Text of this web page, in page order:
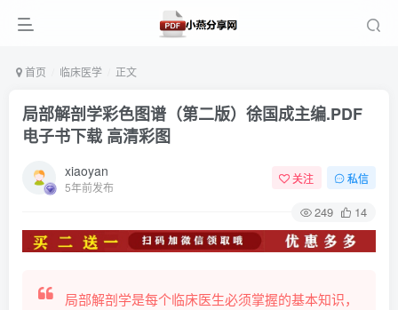
首页 临床医学 正文
局部解剖学彩色图谱（第二版）徐国成主编.PDF
电子书下载 高清彩图
xiaoyan
5年前发布
关注 私信
249 14
局部解剖学是每个临床医生必须掌握的基本知识，